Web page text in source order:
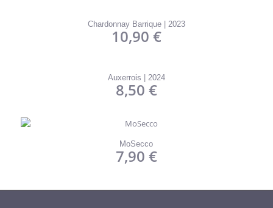
Chardonnay Barrique | 2023
10,90 €
Auxerrois | 2024
8,50 €
MoSecco
7,90 €